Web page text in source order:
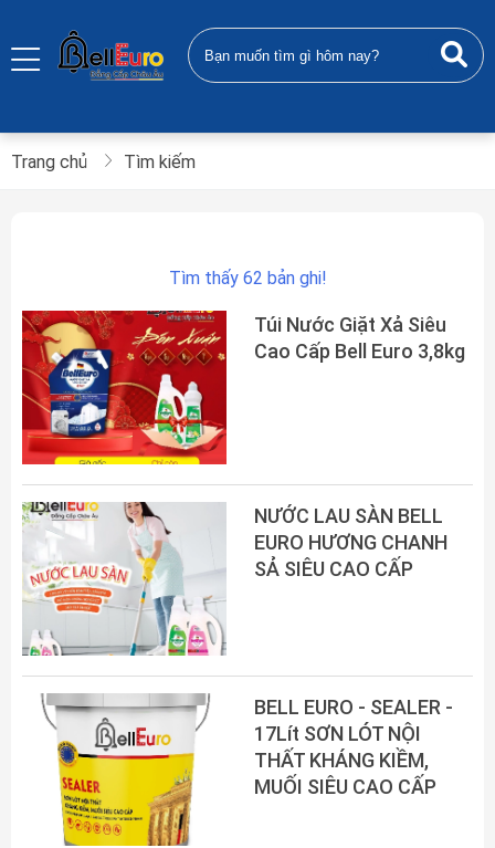
Trang chủ Tìm kiếm
Tìm thấy 62 bản ghi!
Túi Nước Giặt Xả Siêu
Cao Cấp Bell Euro 3,8kg
NƯỚC LAU SÀN BELL
EURO HƯƠNG CHANH
SẢ SIÊU CAO CẤP
BELL EURO - SEALER -
17Lít SƠN LÓT NỘI
THẤT KHÁNG KIỀM,
MUỐI SIÊU CAO CẤP